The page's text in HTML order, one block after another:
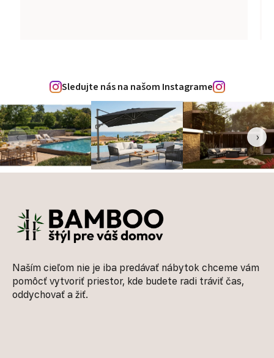
Sledujte nás na našom Instagrame
‹ ›
Naším cieľom nie je iba predávať nábytok chceme vám
pomôcť vytvoriť priestor, kde budete radi tráviť čas,
oddychovať a žiť.